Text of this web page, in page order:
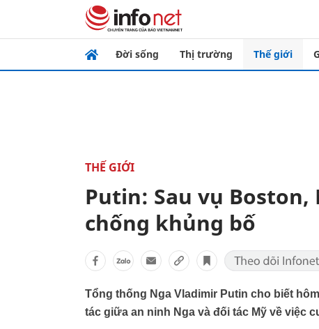
Đời sống Thị trường Thế giới
THẾ GIỚI
Putin: Sau vụ
chống khủng bố
Tổng thống Nga Vladimir Putin cho biết
tác giữa an ninh Nga và đối tác Mỹ về việc